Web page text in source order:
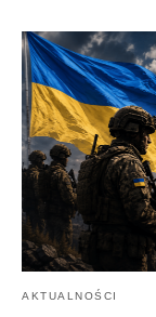
AKTUALNOŚCI